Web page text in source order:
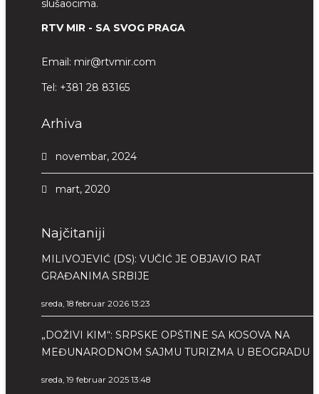
slušaocima.
RTV MIR - SA SVOG PRAGA
Email: mir@rtvmir.com
Tel: +381 28 83165
Arhiva
novembar, 2024
mart, 2020
Najčitaniji
MILIVOJEVIĆ (DS): VUČIĆ JE OBJAVIO RAT
GRAĐANIMA SRBIJE
sreda, 18 februar 2026 13:23
„DOŽIVI KIM“: SRPSKE OPŠTINE SA KOSOVA NA
MEĐUNARODNOM SAJMU TURIZMA U BEOGRADU
sreda, 19 februar 2025 13:48